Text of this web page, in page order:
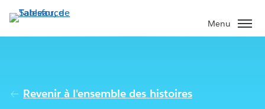
Aller
au
contenu
Menu
Revenir à l'ensemble des histoires